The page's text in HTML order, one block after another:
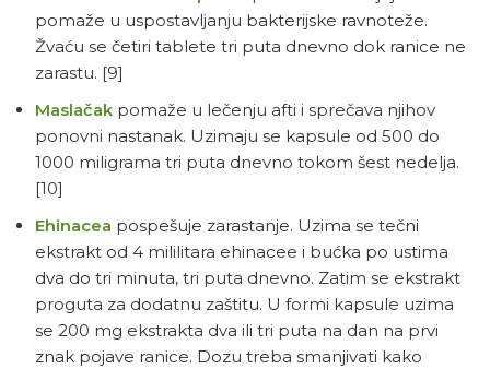
pomaže u uspostavljanju bakterijske ravnoteže.
Žvaću se četiri tablete tri puta dnevno dok ranice ne
zarastu. [9]
Maslačak pomaže u lečenju afti i sprečava njihov
ponovni nastanak. Uzimaju se kapsule od 500 do
1000 miligrama tri puta dnevno tokom šest nedelja.
[10]
Ehinacea pospešuje zarastanje. Uzima se tečni
ekstrakt od 4 mililitara ehinacee i bućka po ustima
dva do tri minuta, tri puta dnevno. Zatim se ekstrakt
proguta za dodatnu zaštitu. U formi kapsule uzima
se 200 mg ekstrakta dva ili tri puta na dan na prvi
znak pojave ranice. Dozu treba smanjivati kako